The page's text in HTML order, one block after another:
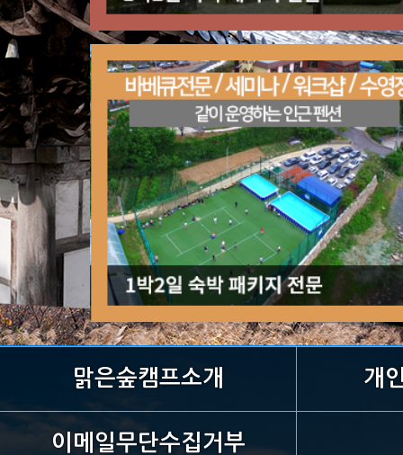
맑은숲캠프소개 개
이메일무단수집거부